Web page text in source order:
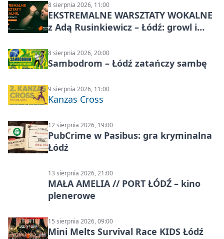
8 sierpnia 2026, 11:00
EKSTREMALNE WARSZTATY WOKALNE
z Adą Rusinkiewicz – Łódź: growl i
8 sierpnia 2026, 20:00
Sambodrom – Łódź zatańczy sambę
9 sierpnia 2026, 11:00
Kanzas Cross
12 sierpnia 2026, 19:00
PubCrime w Pasibus: gra kryminalna
Łódź
13 sierpnia 2026, 21:00
MAŁA AMELIA // PORT ŁÓDŹ – kino
plenerowe
15 sierpnia 2026, 09:00
Mini Melts Survival Race KIDS Łódź